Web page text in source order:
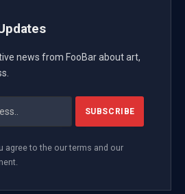
news from FooBar about art,
agree to the our terms and our